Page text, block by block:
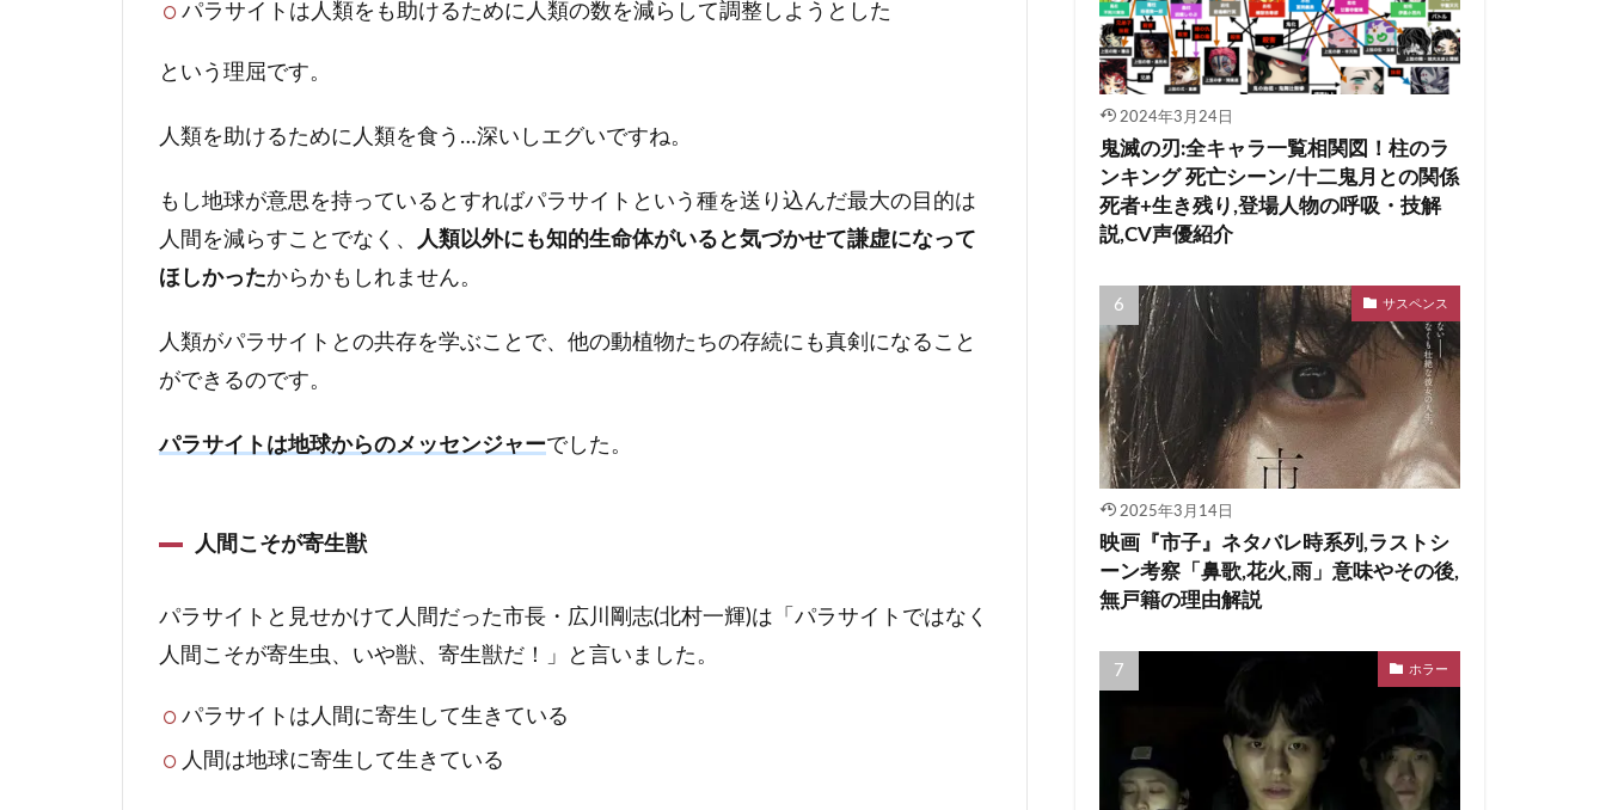
パラサイトは人類をも助けるために人類の数を減らして調整しようとした
という理屈です。
人類を助けるために人類を食う…深いしエグいですね。
もし地球が意思を持っているとすればパラサイトという種を送り込んだ最大の目的は
人間を減らすことでなく、
人類以外にも知的生命体がいると気づかせて謙虚になって
ほしかったからかもしれません。
人類がパラサイトとの共存を学ぶことで、他の動植物たちの存続にも真剣になること
ができるのです。
パラサイトは地球からのメッセンジャーでした。
人間こそが寄生獣
パラサイトと見せかけて人間だった市長・広川剛志(北村一輝)は「パラサイトではなく
人間こそが寄生虫、いや獣、寄生獣だ！」と言いました。
パラサイトは人間に寄生して生きている
人間は地球に寄生して生きている
2024年3月24日
鬼滅の刃:全キャラ一覧相関図！柱のラ
ンキング 死亡シーン/十二鬼月との関係
死者+生き残り,登場人物の呼吸・技解
説,CV声優紹介
サスペンス
2025年3月14日
映画『市子』ネタバレ時系列,ラストシ
ーン考察「鼻歌,花火,雨」意味やその後,
無戸籍の理由解説
ホラー